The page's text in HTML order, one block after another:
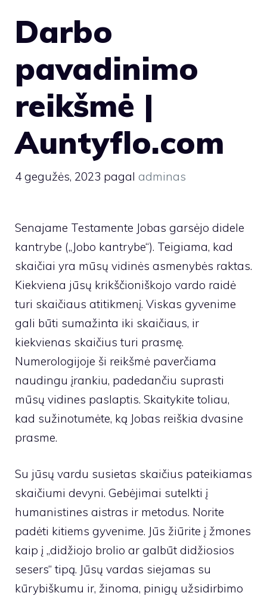
Darbo
pavadinimo
reikšmė |
Auntyflo.com
4 gegužės, 2023 pagal adminas
Senajame Testamente Jobas garsėjo didele
kantrybe („Jobo kantrybe“). Teigiama, kad
skaičiai yra mūsų vidinės asmenybės raktas.
Kiekviena jūsų krikščioniškojo vardo raidė
turi skaičiaus atitikmenį. Viskas gyvenime
gali būti sumažinta iki skaičiaus, ir
kiekvienas skaičius turi prasmę.
Numerologijoje ši reikšmė paverčiama
naudingu įrankiu, padedančiu suprasti
mūsų vidines paslaptis. Skaitykite toliau,
kad sužinotumėte, ką Jobas reiškia dvasine
prasme.
Su jūsų vardu susietas skaičius pateikiamas
skaičiumi devyni. Gebėjimai sutelkti į
humanistines aistras ir metodus. Norite
padėti kitiems gyvenime. Jūs žiūrite į žmones
kaip į „didžiojo brolio ar galbūt didžiosios
sesers“ tipą. Jūsų vardas siejamas su
kūrybiškumu ir, žinoma, pinigų užsidirbimo